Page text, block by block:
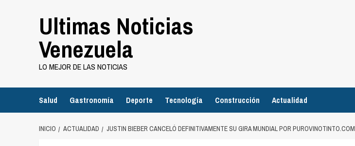
Ultimas Noticias
Venezuela
LO MEJOR DE LAS NOTICIAS
Salud Gastronomía Deporte Tecnología Construcción Actualidad
INICIO ACTUALIDAD JUSTIN BIEBER CANCELÓ DEFINITIVAMENTE SU GIRA MUNDIAL POR PUROVINOTINTO.COM